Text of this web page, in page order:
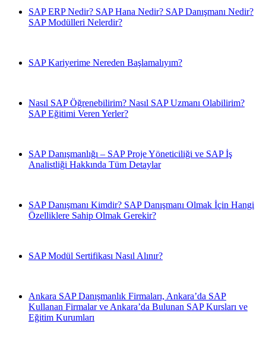
SAP ERP Nedir? SAP Hana Nedir? SAP Danışmanı Nedir?
SAP Modülleri Nelerdir?
SAP Kariyerime Nereden Başlamalıyım?
Nasıl SAP Öğrenebilirim? Nasıl SAP Uzmanı Olabilirim?
SAP Eğitimi Veren Yerler?
SAP Danışmanlığı – SAP Proje Yöneticiliği ve SAP İş
Analistliği Hakkında Tüm Detaylar
SAP Danışmanı Kimdir? SAP Danışmanı Olmak İçin Hangi
Özelliklere Sahip Olmak Gerekir?
SAP Modül Sertifikası Nasıl Alınır?
Ankara SAP Danışmanlık Firmaları, Ankara’da SAP
Kullanan Firmalar ve Ankara’da Bulunan SAP Kursları ve
Eğitim Kurumları